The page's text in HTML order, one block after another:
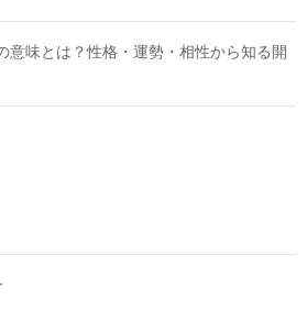
意味とは？性格・運勢・相性から知る開